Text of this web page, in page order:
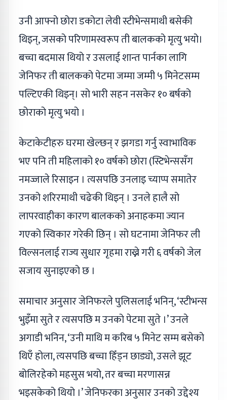
उनी आफ्नो छोरा डकोटा लेवी स्टीभेन्समाथी बसेकी
थिइन्, जसको परिणामस्वरूप ती बालकको मृत्यु भयो।
बच्चा बदमास थियो र उसलाई शान्त पार्नका लागि
जेनिफर ती बालकको पेटमा जम्मा जम्मी ५ मिनेटसम्म
पल्टिएकी थिइन्। सो भारी सहन नसकेर १० बर्षको
छोराको मृत्यु भयो ।
केटाकेटीहरु घरमा खेल्छन् र झगडा गर्नु स्वाभाविक
भए पनि ती महिलाको १० वर्षको छोरा (स्टिभेन्ससँग
नमज्जाले रिसाइन । त्यसपछि उनलाइ च्याप्प समातेर
उनको शरिरमाथी चढेकी थिइन् । उनले हालै सो
लापरवाहीका कारण बालकको अनाहकमा ज्यान
गएको स्विकार गरेकी छिन् । सो घटनामा जेनिफर ली
विल्सनलाई राज्य सुधार गृहमा राख्ने गरी ६ वर्षको जेल
सजाय सुनाइएको छ ।
समाचार अनुसार जेनिफरले पुलिसलाई भनिन्, ‘स्टीभन्स
भुइँमा सुते र त्यसपछि म उनको पेटमा सुते ।’ उनले
अगाडी भनिन, ‘उनी माथि म करिब ५ मिनेट सम्म बसेको
थिएँ होला, त्यसपछि बच्चा हिँड्न छाड्यो, उसले झूट
बोलिरहेको महसुस भयो, तर बच्चा मरणासन्न
भइसकेको थियो ।’ जेनिफरका अनुसार उनको उद्देश्य